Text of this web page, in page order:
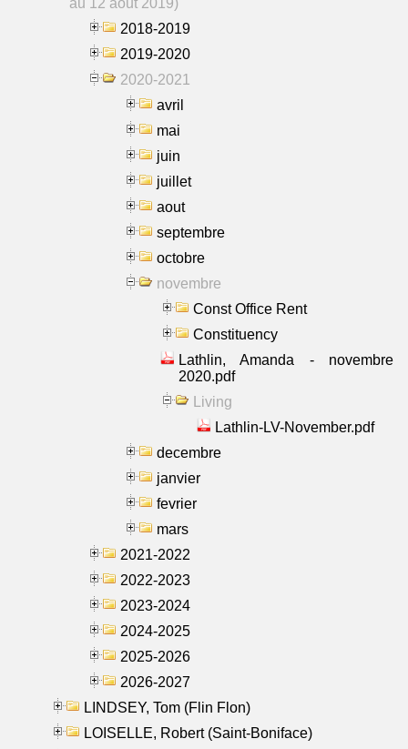
2018-2019
2019-2020
2020-2021
avril
mai
juin
juillet
aout
septembre
octobre
novembre
Const Office Rent
Constituency
Lathlin, Amanda - novembre
2020.pdf
Living
Lathlin-LV-November.pdf
decembre
janvier
fevrier
mars
2021-2022
2022-2023
2023-2024
2024-2025
2025-2026
2026-2027
LINDSEY, Tom (Flin Flon)
LOISELLE, Robert (Saint-Boniface)